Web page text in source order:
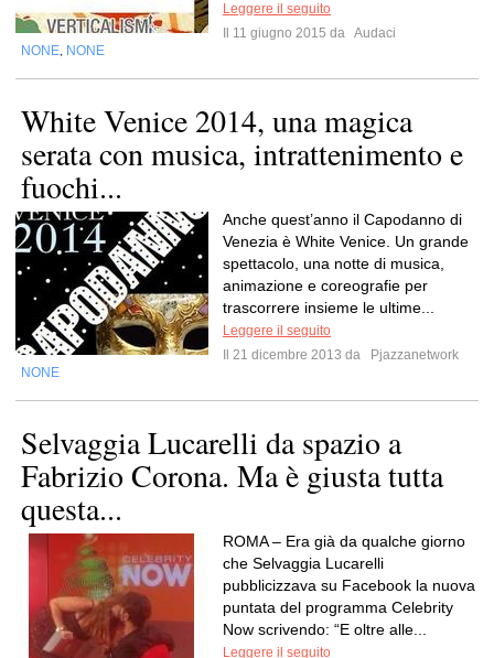
Leggere il seguito
Il 11 giugno 2015 da Audaci
NONE NONE
White Venice 2014, una magica
serata con musica, intrattenimento e
fuochi...
Anche quest’anno il Capodanno di
Venezia è White Venice. Un grande
spettacolo, una notte di musica,
animazione e coreografie per
trascorrere insieme le ultime...
Leggere il seguito
Il 21 dicembre 2013 da
Pjazzanetwork
NONE
Selvaggia Lucarelli da spazio a
Fabrizio Corona. Ma è giusta tutta
questa...
ROMA – Era già da qualche giorno
che Selvaggia Lucarelli
pubblicizzava su Facebook la nuova
puntata del programma Celebrity
Now scrivendo: “E oltre alle...
Leggere il seguito